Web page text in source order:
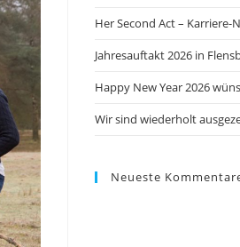
Her Second Act – Karriere-
Jahresauftakt 2026 in
Happy New Year 2026
Wir sind wiederholt
Neueste